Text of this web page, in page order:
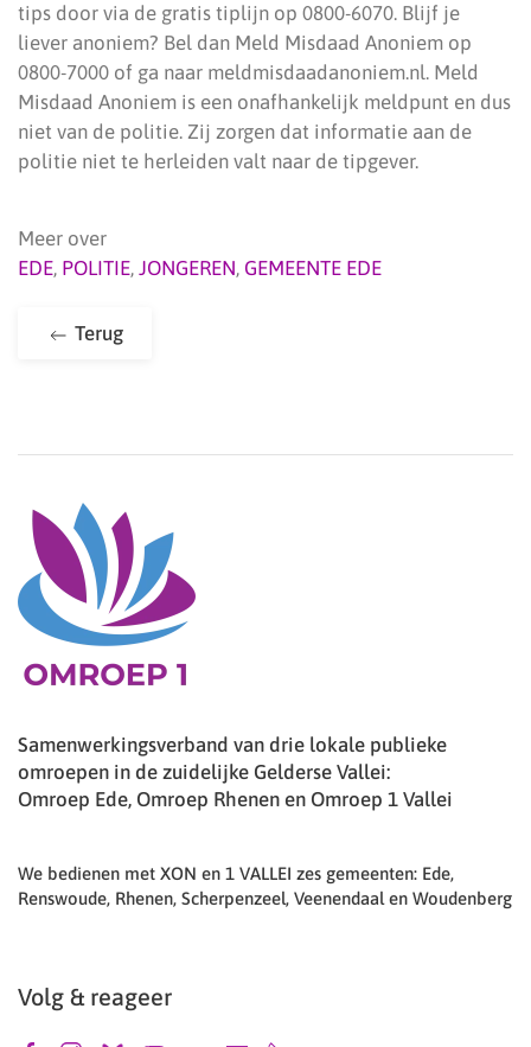
tips door via de gratis tiplijn op 0800-6070. Blijf je
liever anoniem? Bel dan Meld Misdaad Anoniem op
0800-7000 of ga naar meldmisdaadanoniem.nl. Meld
Misdaad Anoniem is een onafhankelijk meldpunt en dus
niet van de politie. Zij zorgen dat informatie aan de
politie niet te herleiden valt naar de tipgever.
Meer over
EDE, POLITIE, JONGEREN, GEMEENTE EDE
Terug
Samenwerkingsverband van drie lokale publieke
omroepen in de zuidelijke Gelderse Vallei:
Omroep Ede, Omroep Rhenen en Omroep 1 Vallei
We bedienen met XON en 1 VALLEI zes gemeenten: Ede,
Renswoude, Rhenen, Scherpenzeel, Veenendaal en Woudenberg
Volg & reageer